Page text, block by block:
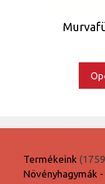
Termékeink 1759
Növényhagymák